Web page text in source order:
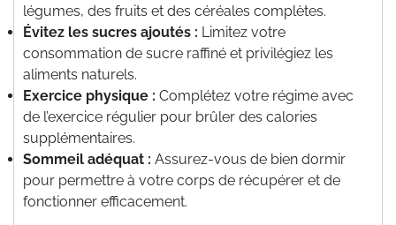
légumes, des fruits et des céréales complètes.
Évitez les sucres ajoutés : Limitez votre
consommation de sucre raffiné et privilégiez les
aliments naturels.
Exercice physique : Complétez votre régime avec
de l’exercice régulier pour brûler des calories
supplémentaires.
Sommeil adéquat : Assurez-vous de bien dormir
pour permettre à votre corps de récupérer et de
fonctionner efficacement.